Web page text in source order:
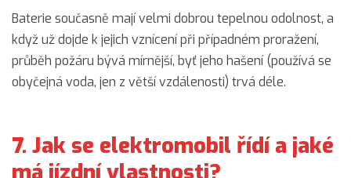
Baterie současně mají velmi dobrou tepelnou odolnost, a
když už dojde k jejich vznícení při případném proražení,
průběh požáru bývá mírnější, byť jeho hašení (používá se
obyčejná voda, jen z větší vzdálenosti) trvá déle.
7. Jak se elektromobil řídí a jaké
má jízdní vlastnosti?